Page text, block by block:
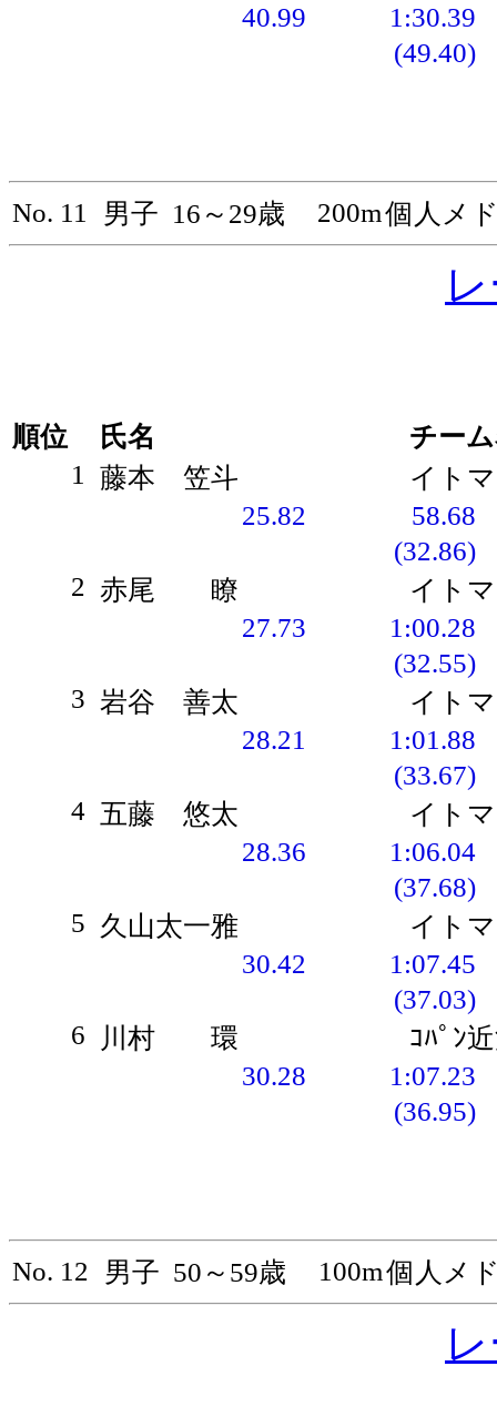
40.99
1:30.39
(49.40)
No. 11 男子 16～29歳 200m個人メ
順位 氏名
チー
1
藤本 笠斗
イト
25.82
58.68
(32.86)
2 赤尾 瞭
イト
27.73
1:00.28
(32.55)
3 岩谷 善太
イト
28.21
1:01.88
(33.67)
4 五藤 悠太
イト
28.36
1:06.04
(37.68)
5 久山太一雅
イト
30.42
1:07.45
(37.03)
6
川村 環
ｺﾊﾟﾝ
30.28
1:07.23
(36.95)
No. 12 男子 50～59歳 100m個人メ